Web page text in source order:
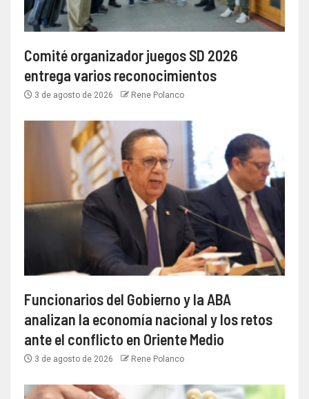
Comité organizador juegos SD 2026
entrega varios reconocimientos
3 de agosto de 2026 Rene Polanco
Funcionarios del Gobierno y la ABA
analizan la economía nacional y los retos
ante el conflicto en Oriente Medio
3 de agosto de 2026 Rene Polanco